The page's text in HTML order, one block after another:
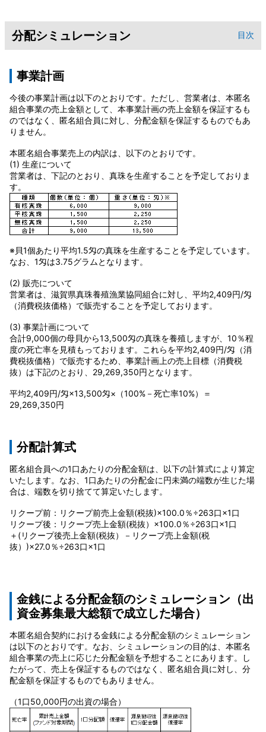
分配シミュレーション 目次
事業計画
今後の事業計画は以下のとおりです。ただし、営業者は、本匿名
組合事業の売上金額として、本事業計画の売上金額を保証するも
のではなく、匿名組合員に対し、分配金額を保証するものでもあ
りません。
本匿名組合事業売上の内訳は、以下のとおりです。
(1) 生産について
営業者は、下記のとおり、真珠を生産することを予定しておりま
す。
※貝1個あたり平均1.5匁の真珠を生産することを予定しています。
なお、1匁は3.75グラムとなります。
(2) 販売について
営業者は、滋賀県真珠養殖漁業協同組合に対し、平均2,409円/匁
（消費税抜価格）で販売することを予定しております。
(3) 事業計画について
合計9,000個の母貝から13,500匁の真珠を養殖しますが、10％程
度の死亡率を見積もっております。これらを平均2,409円/匁（消
費税抜価格）で販売するため、事業計画上の売上目標（消費税
抜）は下記のとおり、29,269,350円となります。
平均2,409円/匁×13,500匁×（100%－死亡率10%）＝
29,269,350円
分配計算式
匿名組合員への1口あたりの分配金額は、以下の計算式により算定
いたします。なお、1口あたりの分配金に円未満の端数が生じた場
合は、端数を切り捨てて算定いたします。
リクープ前：リクープ前売上金額(税抜)×100.0％÷263口×1口
リクープ後：リクープ売上金額(税抜）×100.0％÷263口×1口
＋(リクープ後売上金額(税抜）－リクープ売上金額(税
抜）)×27.0％÷263口×1口
金銭による分配金額のシミュレーション （出
資金募集最大総額で成立した場合）
本匿名組合契約における金銭による分配金額のシミュレーション
は以下のとおりです。なお、シミュレーションの目的は、本匿名
組合事業の売上に応じた分配金額を予想することにあります。し
たがって、売上を保証するものではなく、匿名組合員に対し、分
配金額を保証するものでもありません。
（1口50,000円の出資の場合）